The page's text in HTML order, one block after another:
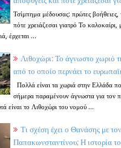
Τσίμπημα μέδουσας: πρώτες βοήθειες,
πότε χρειάζεσαι γιατρό Το καλοκαίρι,
έρχεται ...
Λιθοχώρι: Το άγνωστο χωριό
από το οποίο περνάει το
Πολλά είναι τα χωριά στην Ελλάδα
σήμερα παραμένουν άγνωστα για τον
είναι το Λιθοχώρι του νομού ...
Τι σχέση έχει ο Θανάσης με
Παπακωνσταντίνου; Η ιστορία